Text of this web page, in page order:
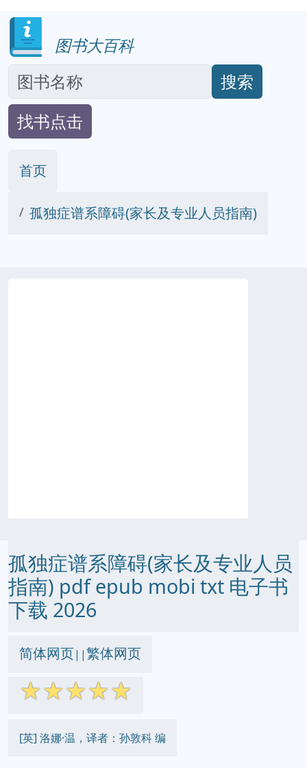
图书大百科
搜索
找书点击
首页
孤独症谱系障碍(家长及专业人员指南)
孤独症谱系障碍(家长及专业人员
指南) pdf epub mobi txt 电子书
下载 2026
简体网页||繁体网页
☆☆☆☆☆
[英] 洛娜·温，译者：孙敦科 编